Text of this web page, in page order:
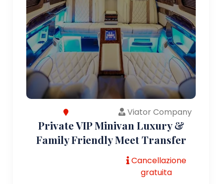
Viator Company
Private VIP Minivan Luxury &
Family Friendly Meet Transfer
Cancellazione
gratuita